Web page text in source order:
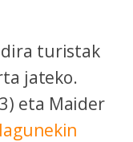
turistak
jateko.
eta Maider